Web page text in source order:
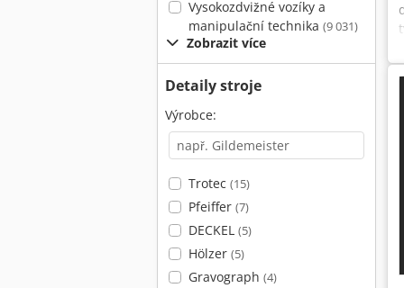
Vysokozdvižné vozíky a
manipulační technika (9 031)
Zobrazit více
Detaily stroje
Výrobce:
Trotec (15)
Pfeiffer (7)
DECKEL (5)
Hölzer (5)
Gravograph (4)